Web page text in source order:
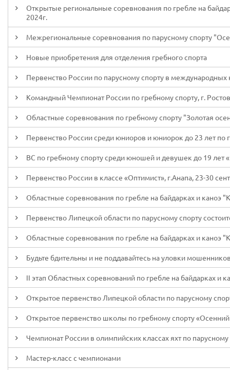
Открытые региональные соревнования по гребле на
2024г.
Межрегиональные соревнования по парусному спорту
Новые приобретения для отделения гребного спорта
Первенство России по парусному спорту в международных
Командный Чемпионат России по гребному спорту, г.
Областные соревнования по гребному спорту "Золотая
Первенство России среди юниоров и юниорок до 23 лет по
ВС по гребному спорту среди юношей и девушек до 19 лет
Первенство России в классе «Оптимист», г.Анапа, 23-30
Областные соревнования по гребле на байдарках и каноэ
Первенство Липецкой области по парусному спорту
Областные соревнования по гребле на байдарках и каноэ
Будьте бдительны и не поддавайтесь на уловки
II этап Областных соревнований по гребле на байдарках и
Открытое первенство Липецкой области по парусному
Открытое первенство школы по гребному спорту
Чемпионат России в олимпийских классах яхт по парусному
Мастер-класс с чемпионами